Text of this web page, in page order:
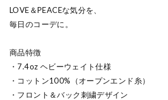
LOVE＆PEACEな気分を、
毎日のコーデに。
商品特徴
・7.4oz ヘビーウェイト仕様
・コットン100%（オープンエンド糸）
・フロント＆バック刺繍デザイン